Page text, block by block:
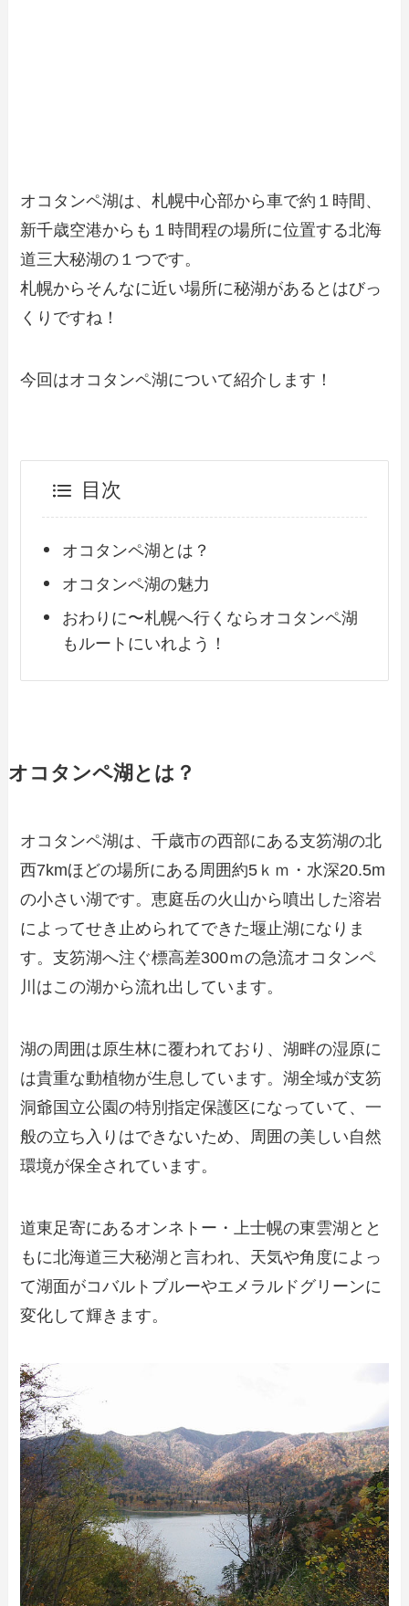
オコタンペ湖は、札幌中心部から車で約１時間、
新千歳空港からも１時間程の場所に位置する北海
道三大秘湖の１つです。
札幌からそんなに近い場所に秘湖があるとはびっ
くりですね！
今回はオコタンペ湖について紹介します！
目次
オコタンペ湖とは？
オコタンペ湖の魅力
おわりに〜札幌へ行くならオコタンペ湖
もルートにいれよう！
オコタンペ湖とは？
オコタンペ湖は、千歳市の西部にある支笏湖の北
西7kmほどの場所にある周囲約5ｋｍ・水深20.5m
の小さい湖です。恵庭岳の火山から噴出した溶岩
によってせき止められてできた堰止湖になりま
す。支笏湖へ注ぐ標高差300ｍの急流オコタンペ
川はこの湖から流れ出しています。
湖の周囲は原生林に覆われており、湖畔の湿原に
は貴重な動植物が生息しています。湖全域が支笏
洞爺国立公園の特別指定保護区になっていて、一
般の立ち入りはできないため、周囲の美しい自然
環境が保全されています。
道東足寄にあるオンネトー・上士幌の東雲湖とと
もに北海道三大秘湖と言われ、天気や角度によっ
て湖面がコバルトブルーやエメラルドグリーンに
変化して輝きます。